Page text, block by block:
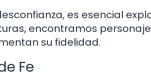
es esencial
encontramos
su fidelidad.
Fe